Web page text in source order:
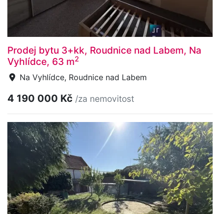
Prodej bytu 3+kk, Roudnice nad Labem, Na
Vyhlídce, 63 m2
Na Vyhlídce, Roudnice nad Labem
4 190 000 Kč /za nemovitost